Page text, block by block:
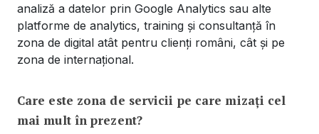
analiză a datelor prin Google Analytics sau alte
platforme de analytics, training și consultanță în
zona de digital atât pentru clienți români, cât și pe
zona de internațional.
Care este zona de servicii pe care mizați cel
mai mult în prezent?